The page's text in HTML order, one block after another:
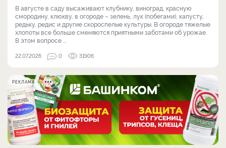
В августе в саду высаживают клубнику, виноград, красную
смородину, клюкву, в огороде – зелень, лук (побегами), капусту,
редьку, редис и другие скороспелые культуры. В огороде тяжелые
хлопоты все больше сменяются приятными заботами об урожае.
В этом вопросе ...
22.07.2026 0 31906
РЕКЛАМА